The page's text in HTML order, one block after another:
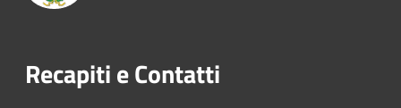
Recapiti e Contatti